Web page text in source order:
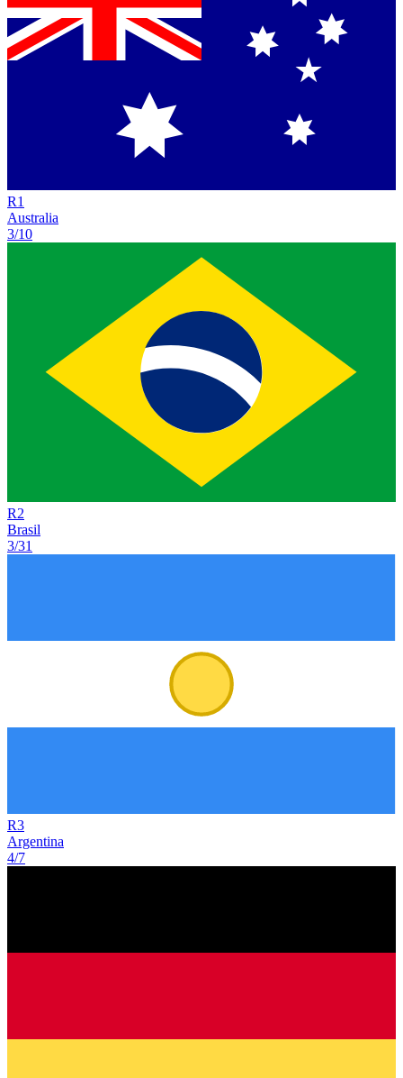
R1
Australia
3/10
R2
Brasil
3/31
R3
Argentina
4/7